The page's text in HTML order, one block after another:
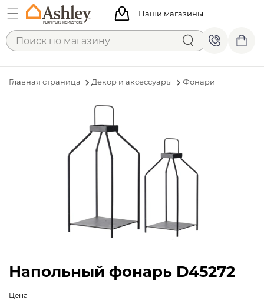
Наши магазины
Главная страница Декор и аксессуары Фонари
Напольный фонарь D45272
Цена